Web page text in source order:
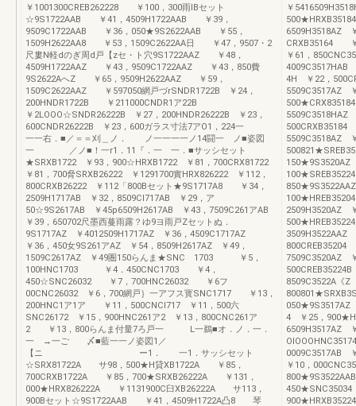
￥1001300CREB262228 ￥100，300雨IBセット
☆9S1722AAB ￥41，4509H1722AAB ￥39，
9509C1722AAB ￥36，050★9S2622AAB ￥55，
1509H2622AA8 ￥53，1509C2622AA日 ￥47，9507・2
尺婁N軽dのぎ周d戸【zセ・ト穴9S1722AAZ ￥48，
4509H1722AAZ ￥43，9509C1722AAZ ￥43，850費
9S2622AへZ ￥65，9509H2622AAZ ￥59，
1509C2622AAZ ￥597050網戸づrSNDR1722B ￥24，
200HNDR1722B ￥211000CNDR1ア22B
￥2LOOO☆SNDR26222B ￥27，200HNDR26222B ￥23，
600CNDR26222B ￥23，600ガラス寸法7アO1，224一
一一右．■／＝＝刈＿ノ． ノ一一一一ノ14闘一 ノ■姿図
一 ／ノ■！一r1．11『．一 一．■サッシセット
★SRXB1722 ￥93，900☆HRXB1722 ￥81，700CRX81722
￥81，700脅SRXB26222 ￥1291700實HRX826222 ￥112，
800CRXB26222 ￥112「800Bセット★9S1717A8 ￥34，
2509H1717AB ￥32，8509Cl717AB ￥29，ア
50☆9S2617AB ￥45p6509H2617AB ￥43，7509C261アAB
￥39，650702尺墨西蔓雨露？ゆ9ヨ雨戸Zセットぬ．
9S1717AZ ￥4012509H1717AZ ￥36，4509C1717AZ
￥36，450女9S261アAZ ￥54，8509H2617AZ ￥49，
1509C2617AZ ￥49圏150らんま★SNC 1703 ￥5，
100HNC1703 ￥4．450CNC1703 ￥4，
450☆SNC26032 ￥7，700HNC26032 ￥6フ
00CNC26032 ￥6，700網戸｝一アフス寳SNC1717 ￥13，
200HNC1ア1ア ￥11，500CNCI717 ￥11，500六
SNC26172 ￥15，900HNC261ア2 ￥13，800CNC261ア
2 ￥13，800らんま付量7ろ戸一 L一鵜■オ．ノ．一．
一 →一ご 〆■藍一一ノ姿図1／
【ニ ー1． 一1．サッシセット
☆SRX81722A サ98，500★H貸XB1722A ￥85，
700CRXB1722A ￥85，700★SRXB26222A ￥131，
000★HRX826222A ￥1131900C臼XB26222A サ113，
900Bセット☆9S1722AAB ￥41，4509H1722A凸8 琴
￥
6509H3518AZ
CRXB35164
￥61，
4009C3517HAB
4H ￥22，
5509C3517AZ
5509C3518HAZ
500CRXB35184
5509C3518AZ
2509H3520AZ
3509H3522AAZ
7509C3520AZ
8509C3522A《
050★9S3517AZ
4 ￥25，
6509H3517AZ
0009C3517AB
￥10，